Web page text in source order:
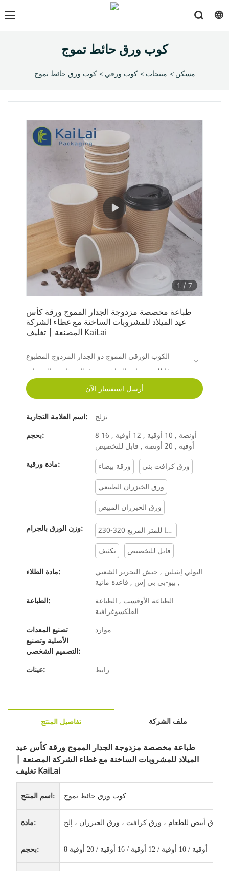
كوب ورق حائط تموج
مسكن > منتجات > كوب ورقي > كوب ورق حائط تموج
1 / 7
طباعة مخصصة مزدوجة الجدار المموج ورقة كأس
عيد الميلاد للمشروبات الساخنة مع غطاء الشركة
المصنعة | تغليف KaiLai
الكوب الورقي المموج ذو الجدار المزدوج المطبوع
خصيصًا للمشروبات الساخنة مع غطاء مقارنة بالمنتجات
المماثلة في السوق ، يتمتع بمزايا بارزة لا تضاهى من
حيث الأداء والجودة والمظهر وما إلى ذلك ، ويتمتع
بسمعة طيبة في السوق. عيوب المنتجات السابقة
وتحسينها باستمرار. يمكن تخصيص مواصفات الكوب
الورقي المموج ذو الجدار المزدوج المطبوع خصيصًا
أرسل استفسار الآن
اسم العلامة التجارية:
تزلج
بحجم:
8 أونصة , 10 أوقية , 12 أوقية , 16
أوقية , 20 أونصة , قابل للتخصيص
مادة ورقية:
ورقة بيضاء ورق كرافت بني
ورق الخيزران الطبيعي
ورق الخيزران المبيض
وزن الورق بالجرام: 230-320 جرامًا للمتر المربع
تكثيف قابل للتخصيص
مادة الطلاء:
البولي إيثيلين , جيش التحرير الشعبي
, بيو-بي بي إس , قاعدة مائية
الطباعة:
الطباعة الأوفست , الطباعة
الفلكسوغرافية
تصنيع المعدات
الأصلية وتصنيع
التصميم الشخصي:
موارد
عينات: رابط
تفاصيل المنتج ملف الشركة
طباعة مخصصة مزدوجة الجدار المموج ورقة كأس عيد
الميلاد للمشروبات الساخنة مع غطاء الشركة المصنعة |
تغليف KaiLai
اسم المنتج: كوب ورق حائط تموج
مادة:
بحجم: 8 أوقية / 10 أوقية / 12 أوقية / 16 أوقية / 20 أوقية